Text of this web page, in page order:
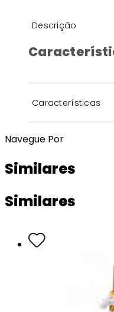
Descrição
Características
Navegue Por
Similares
Similares